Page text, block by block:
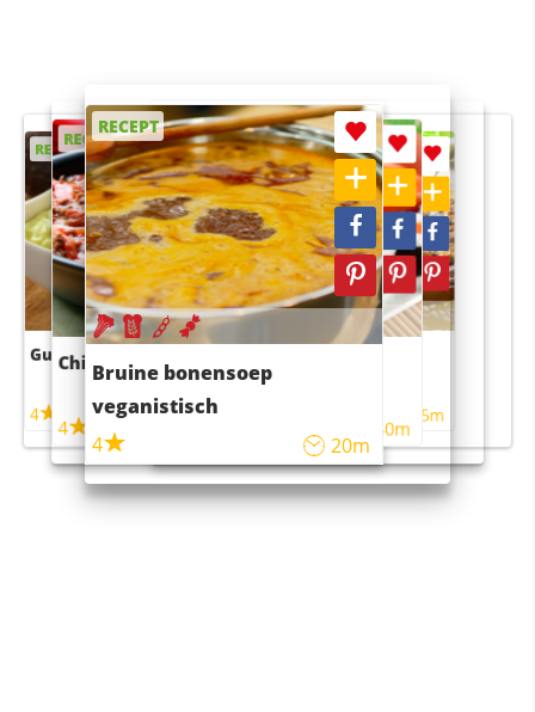
RECEPT
Guacamole
4
RECEPT
Chili con carne
4
RECEPT
Bruine bonensoep
veganistisch
4
20m
RECEPT
Sushi rijstsalade
maaltijdsalade
40m
RECEPT
4 55m